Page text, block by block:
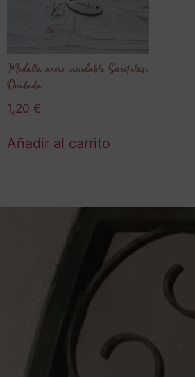
Medalla acero inoxidable Sweetulasi
Ovalada
1,20 €
Añadir al carrito